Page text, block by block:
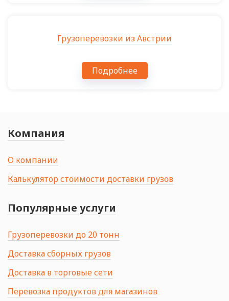
Грузоперевозки из Австрии
Подробнее
Компания
О компании
Калькулятор стоимости доставки грузов
Популярные услуги
Грузоперевозки до 20 тонн
Доставка сборных грузов
Доставка в торговые сети
Перевозка продуктов для магазинов